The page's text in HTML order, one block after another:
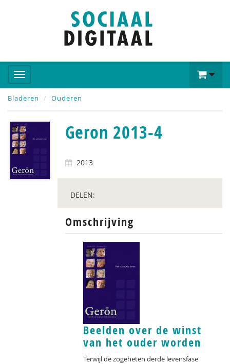
Bladeren Ouderen
Geron 2013-4
2013
DELEN:
Omschrijving
Beelden over de winst
van het ouder worden
Terwijl de zogeheten derde levensfase